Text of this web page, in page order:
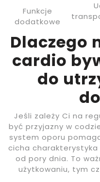
Funkcje
dodatkowe
Dlaczego
cardio
do
Jeśli zależy Ci na
być przyjazny w
system oporu
cicha charakterystyka
od pory dnia. To
użytkowaniu, tym